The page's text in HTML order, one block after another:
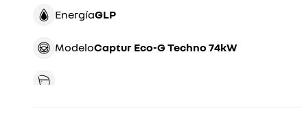
Energía GLP
Modelo Captur Eco-G Techno 74kW